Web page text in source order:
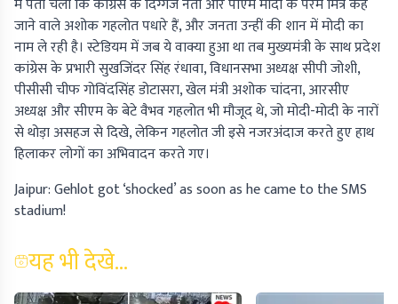
में पता चला कि कांग्रेस के दिग्गज नेता और पीएम मोदी के परम मित्र कह
जाने वाले अशोक गहलोत पधारे हैं, और जनता उन्हीं की शान में मोदी का
नाम ले रही है। स्टेडियम में जब ये वाक्या हुआ था तब मुख्यमंत्री के साथ प्रदेश
कांग्रेस के प्रभारी सुखजिंदर सिंह रंधावा, विधानसभा अध्यक्ष सीपी जोशी,
पीसीसी चीफ गोविंदसिंह डोटासरा, खेल मंत्री अशोक चांदना, आरसीए
अध्यक्ष और सीएम के बेटे वैभव गहलोत भी मौजूद थे, जो मोदी-मोदी के नारों
से थोड़ा असहज से दिखे, लेकिन गहलोत जी इसे नजरअंदाज करते हुए हाथ
हिलाकर लोगों का अभिवादन करते गए।
Jaipur: Gehlot got ‘shocked’ as soon as he came to the SMS
stadium!
यह भी देखे...